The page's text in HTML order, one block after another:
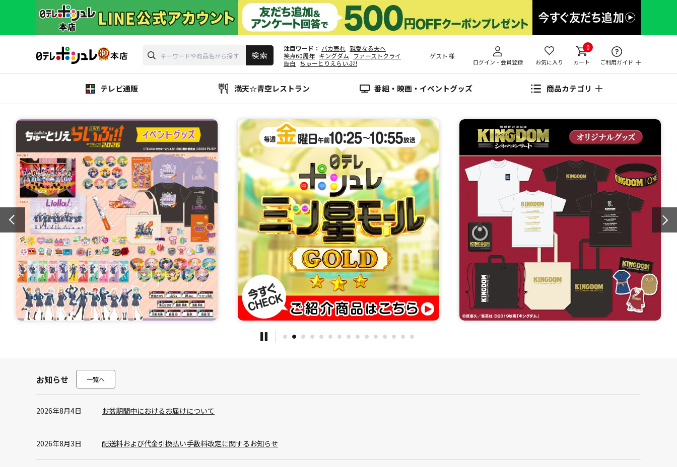
注目ワード バカ売れ 親愛なる夫へ
笑点60周年 キングダム ファーストクライ
告白 ちゅーとりえらいぶ!!
ゲスト 様
ログイン・会員登録 お気に入り
0
カート ご利用ガイド
テレビ通販 満天☆青空レストラン 番組・映画・イベントグッズ 商品カテゴリ
お知らせ 一覧へ
2026年8月4日 お盆期間中におけるお届けについて
2026年8月3日 配送料および代金引換払い手数料改定に関するお知らせ